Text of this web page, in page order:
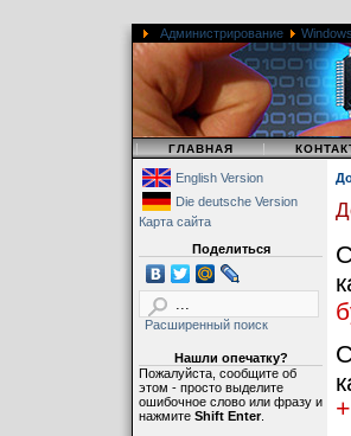
Администрирование Windows
| ГЛАВНАЯ |
English Version
Die deutsche Version
Карта сайта
Поделиться
Расширенный поиск
Нашли опечатку?
Пожалуйста, сообщите об
этом - просто выделите
ошибочное слово или фразу и
нажмите Shift Enter.